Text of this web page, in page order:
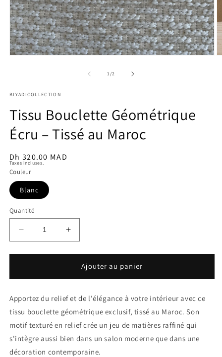
une
modale
1/de2
BIYADICOLLECTION
Tissu Bouclette Géométrique
Écru – Tissé au Maroc
Prix
habituel
Dh 320.00 MAD
Taxes incluses.
Couleur
Blanc
Quantité
Réduire
la
quantité
Géométrique
Écru
–
Tissé
au
Maroc
Augmenter
la
quantité
Géométrique
Écru
–
Tissé
au
Maroc
Ajouter au panier
Apportez du relief et de l'élégance à votre intérieur avec ce
tissu bouclette géométrique exclusif, tissé au Maroc. Son
motif texturé en relief crée un jeu de matières raffiné qui
s'intègre aussi bien dans un salon moderne que dans une
décoration contemporaine.